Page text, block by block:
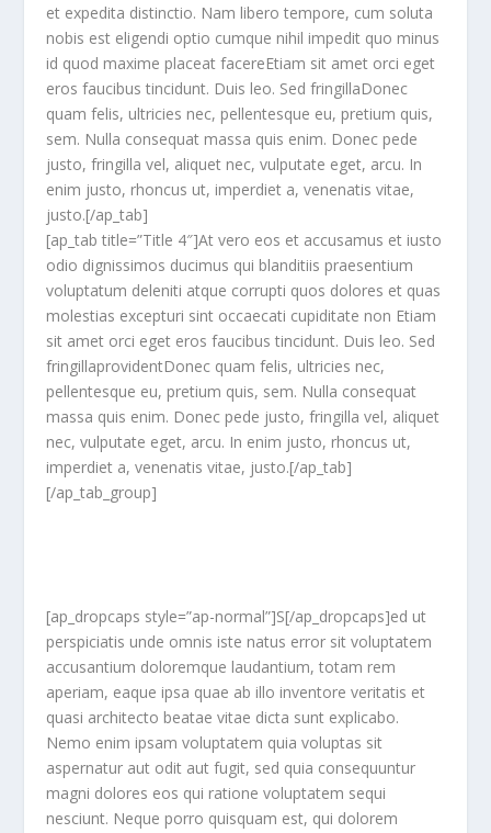
et expedita distinctio. Nam libero tempore, cum soluta
nobis est eligendi optio cumque nihil impedit quo minus
id quod maxime placeat facereEtiam sit amet orci eget
eros faucibus tincidunt. Duis leo. Sed fringillaDonec
quam felis, ultricies nec, pellentesque eu, pretium quis,
sem. Nulla consequat massa quis enim. Donec pede
justo, fringilla vel, aliquet nec, vulputate eget, arcu. In
enim justo, rhoncus ut, imperdiet a, venenatis vitae,
justo.[/ap_tab]
[ap_tab title=”Title 4″]At vero eos et accusamus et iusto
odio dignissimos ducimus qui blanditiis praesentium
voluptatum deleniti atque corrupti quos dolores et quas
molestias excepturi sint occaecati cupiditate non Etiam
sit amet orci eget eros faucibus tincidunt. Duis leo. Sed
fringillaprovidentDonec quam felis, ultricies nec,
pellentesque eu, pretium quis, sem. Nulla consequat
massa quis enim. Donec pede justo, fringilla vel, aliquet
nec, vulputate eget, arcu. In enim justo, rhoncus ut,
imperdiet a, venenatis vitae, justo.[/ap_tab]
[/ap_tab_group]
[ap_dropcaps style=”ap-normal”]S[/ap_dropcaps]ed ut
perspiciatis unde omnis iste natus error sit voluptatem
accusantium doloremque laudantium, totam rem
aperiam, eaque ipsa quae ab illo inventore veritatis et
quasi architecto beatae vitae dicta sunt explicabo.
Nemo enim ipsam voluptatem quia voluptas sit
aspernatur aut odit aut fugit, sed quia consequuntur
magni dolores eos qui ratione voluptatem sequi
nesciunt. Neque porro quisquam est, qui dolorem